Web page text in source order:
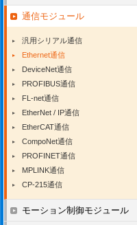
通信モジュール
汎用シリアル通信
Ethernet通信
DeviceNet通信
PROFIBUS通信
FL-net通信
EtherNet / IP通信
EtherCAT通信
CompoNet通信
PROFINET通信
MPLINK通信
CP-215通信
モーション制御モジュール